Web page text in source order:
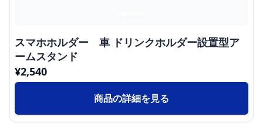
スマホホルダー 車 ドリンクホルダー設置型ア
ームスタンド
¥2,540
商品の詳細を見る